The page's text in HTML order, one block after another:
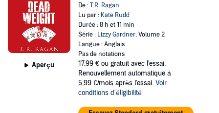
Aperçu
De :T.R. Ragan
Lu par : Kate Rudd
Durée : 8 h et 11 min
Série : Lizzy Gardner, Volume 2
Langue : Anglais
Pas de notations
17,99 € ou gratuit avec l'essai.
Renouvellement automatique à
5,99 €/mois après l'essai. Voir
conditions d'éligibilité